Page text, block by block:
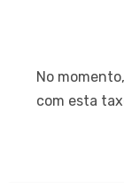
No
com esta